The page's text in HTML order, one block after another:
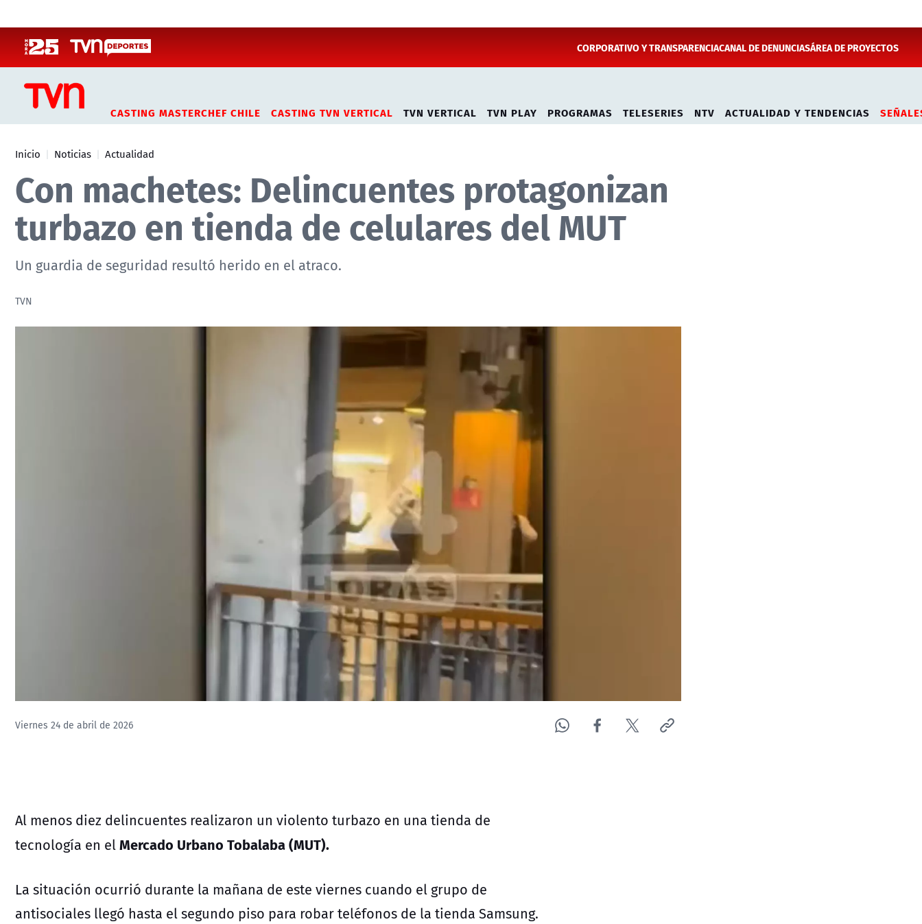
CORPORATIVO Y TRANSPARENCIACANAL DE DENUNCIASÁREA DE PROYECTOS
CASTING MASTERCHEF CHILE CASTING TVN VERTICAL TVN VERTICAL TVN PLAY PROGRAMAS TELESERIES NTV ACTUALIDAD Y TENDENCIAS
Inicio Noticias Actualidad
Con machetes: Delincuentes protagonizan
turbazo en tienda de celulares del MUT
Un guardia de seguridad resultó herido en el atraco.
TVN
Viernes 24 de abril de 2026
Al menos diez delincuentes realizaron un violento turbazo en una tienda de
tecnología en elMercado Urbano Tobalaba (MUT).
La situación ocurrió durante la mañana de este viernes cuando el grupo de
antisociales llegó hasta el segundo piso para robar teléfonos de la tienda Samsung.